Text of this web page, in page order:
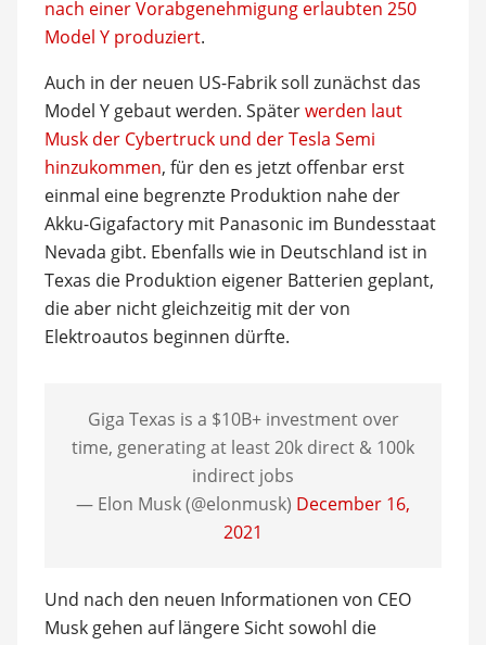
nach einer Vorabgenehmigung erlaubten 250
Model Y produziert.
Auch in der neuen US-Fabrik soll zunächst das
Model Y gebaut werden. Späterwerden laut
Musk der Cybertruck und der Tesla Semi
hinzukommen, für den es jetzt offenbar erst
einmal eine begrenzte Produktion nahe der
Akku-Gigafactory mit Panasonic im Bundesstaat
Nevada gibt. Ebenfalls wie in Deutschland ist in
Texas die Produktion eigener Batterien geplant,
die aber nicht gleichzeitig mit der von
Elektroautos beginnen dürfte.
Giga Texas is a $10B+ investment over
time, generating at least 20k direct & 100k
indirect jobs
— Elon Musk (@elonmusk) December 16,
2021
Und nach den neuen Informationen von CEO
Musk gehen auf längere Sicht sowohl die